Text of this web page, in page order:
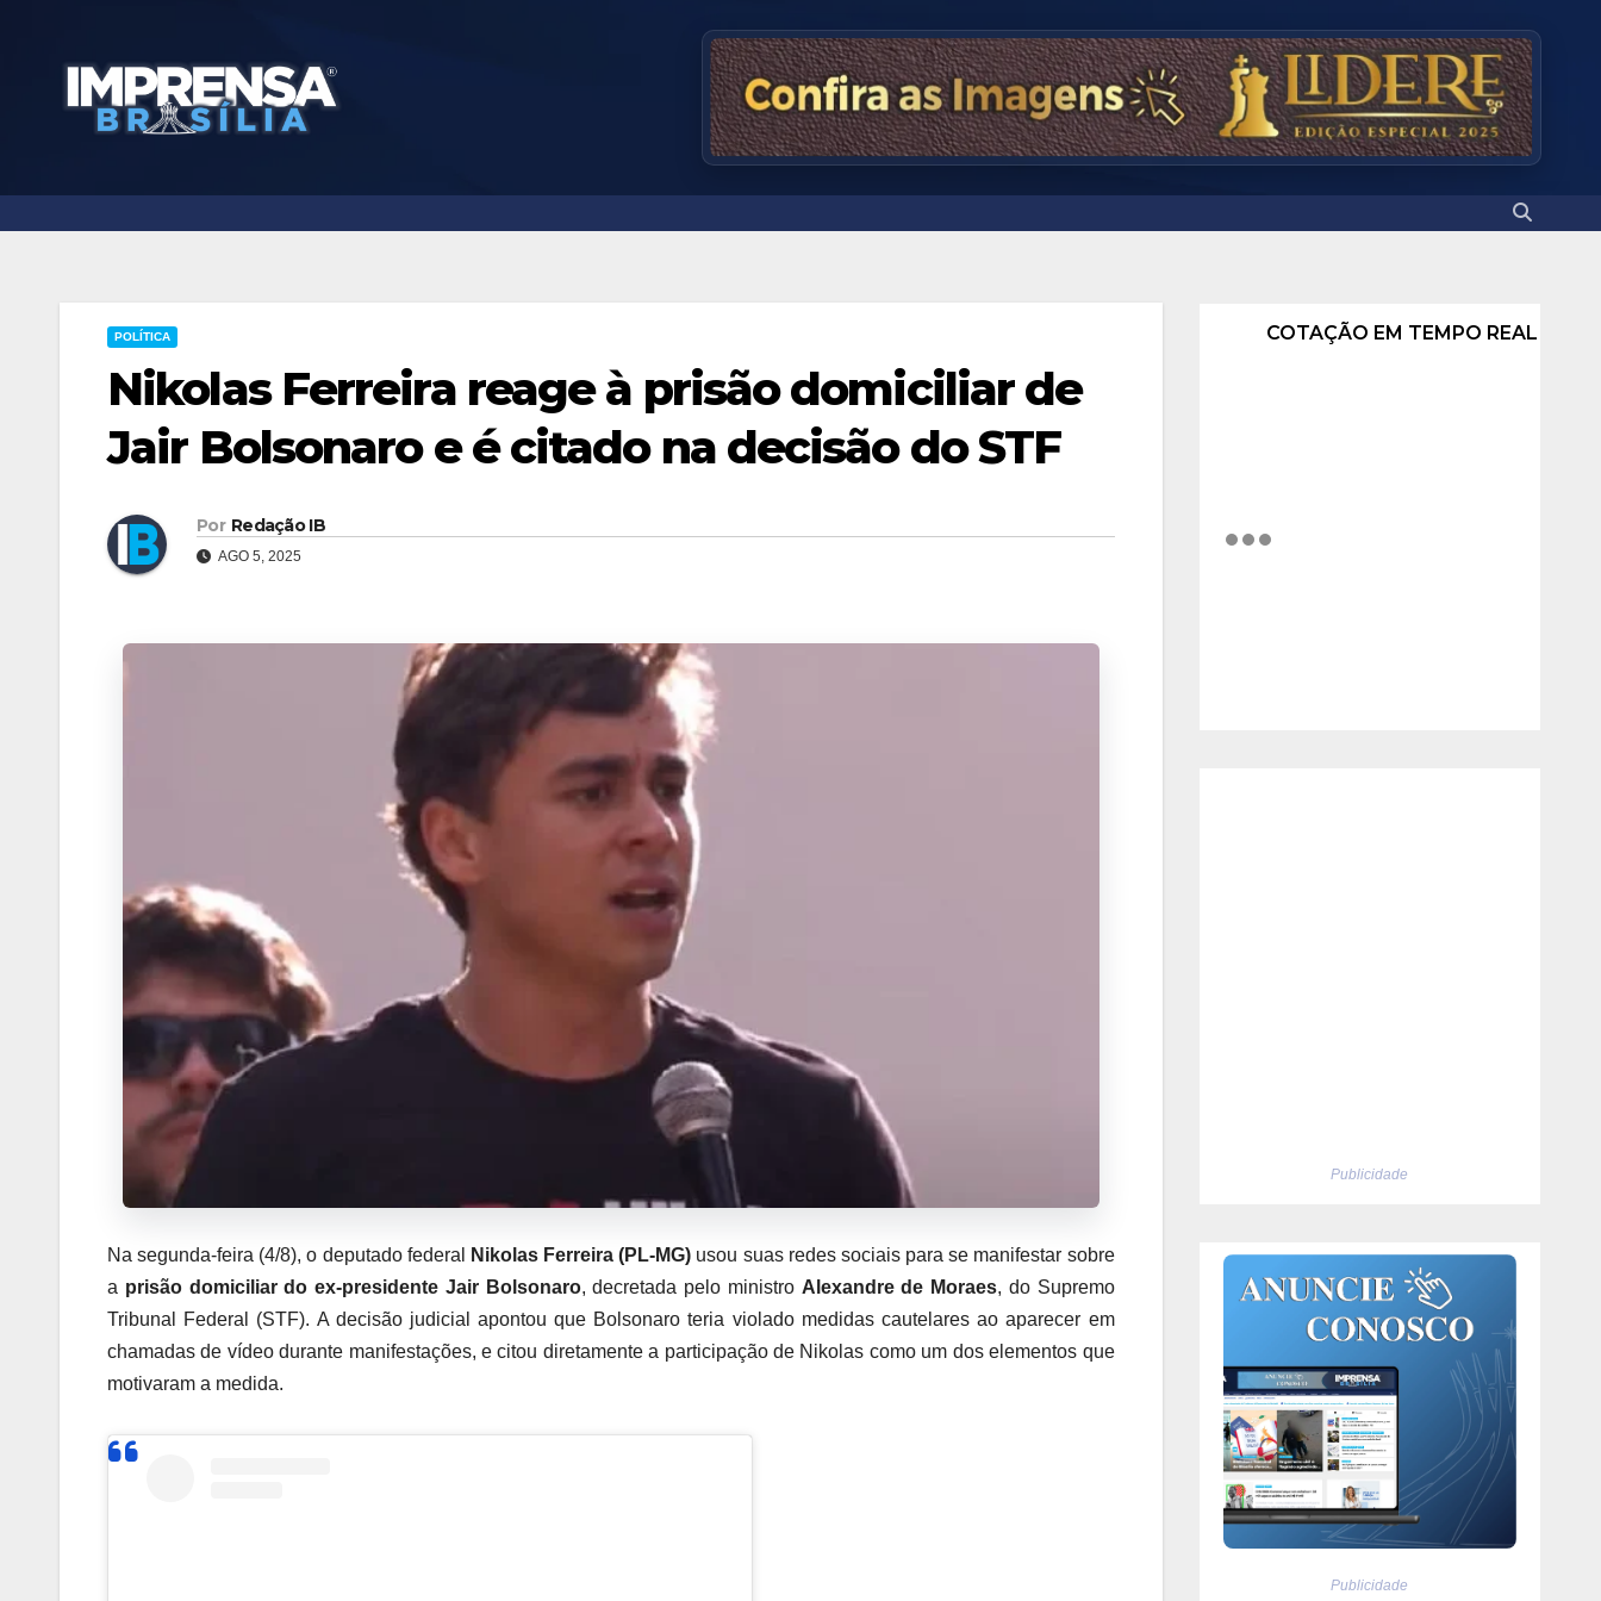
POLÍTICA
Nikolas Ferreira reage à prisão domiciliar de
Jair Bolsonaro e é citado na decisão do STF
Por Redação IB
AGO 5, 2025
Na segunda-feira (4/8), o deputado federal Nikolas Ferreira (PL-MG) usou suas redes sociais para se manifestar sobre
a prisão domiciliar do ex-presidente Jair Bolsonaro, decretada pelo ministro Alexandre de Moraes, do Supremo
Tribunal Federal (STF). A decisão judicial apontou que Bolsonaro teria violado medidas cautelares ao aparecer em
chamadas de vídeo durante manifestações, e citou diretamente a participação de Nikolas como um dos elementos que
motivaram a medida.
COTAÇÃO EM TEMPO REAL
Publicidade
Publicidade